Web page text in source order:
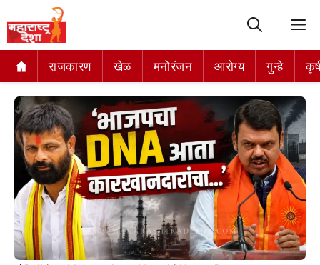
राजकारण खेळ मनोरंजन आरोग्य गुन्हे